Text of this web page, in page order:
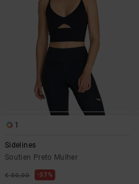
1
Sidelines
Soutien Preto Mulher
€ 50,00 37%